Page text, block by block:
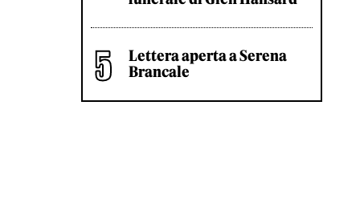
Lettera aperta a Serena
Brancale